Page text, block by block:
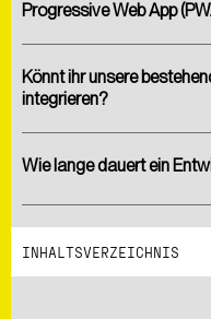
INHALTSVERZEICHNIS
Progressive Web App
Könnt ihr unsere
integrieren?
Wie lange dauert ein